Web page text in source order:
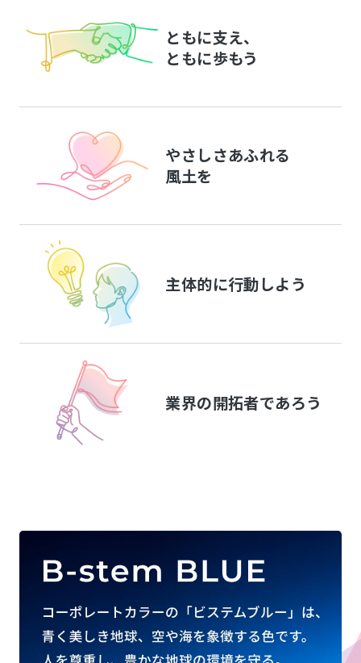
ともに支え、
ともに歩もう
やさしさあふれる
風土を
主体的に行動しよう
業界の開拓者であろう